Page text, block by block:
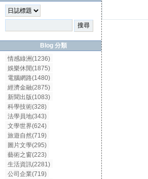
Blog 分類
情感綠洲(1236)
娛樂休閒(1875)
電腦網路(1480)
經濟金融(2875)
新聞出版(1083)
科學技術(328)
法學員地(343)
文學世界(624)
旅遊自然(719)
圖片文學(295)
藝術之窗(223)
生活資訊(2281)
公司企業(719)